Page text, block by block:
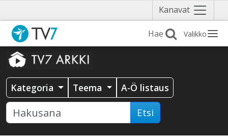
Kanavat Näytä
valikko
Valikko
Kategoria Teema A-Ö listaus
Etsi